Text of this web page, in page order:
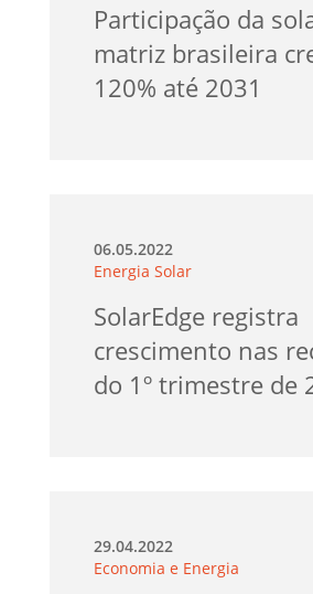
Participação da
matriz brasileira
120% até 2031
06.05.2022
Energia Solar
SolarEdge registra
crescimento nas
do 1º trimestre de
29.04.2022
Economia e Energia